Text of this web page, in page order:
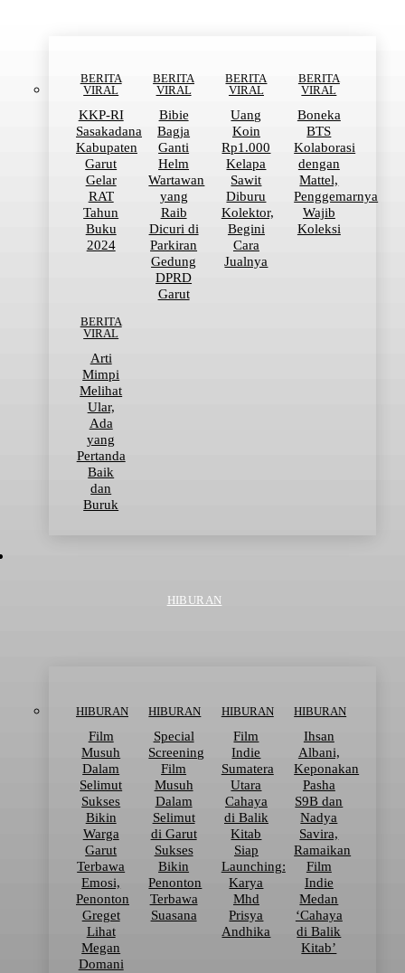
BERITA
VIRAL
KKP-RI
Sasakadana
Kabupaten
Garut
Gelar
RAT
Tahun
Buku
2024
BERITA
VIRAL
Bibie
Bagja
Ganti
Helm
Wartawan
yang
Raib
Dicuri di
Parkiran
Gedung
DPRD
Garut
BERITA
VIRAL
Uang
Koin
Rp1.000
Kelapa
Sawit
Diburu
Kolektor,
Begini
Cara
Jualnya
BERITA
VIRAL
Boneka
BTS
Kolaborasi
dengan
Mattel,
Penggemarnya
Wajib
Koleksi
BERITA
VIRAL
Arti
Mimpi
Melihat
Ular,
Ada
yang
Pertanda
Baik
dan
Buruk
HIBURAN
HIBURAN
Film
Musuh
Dalam
Selimut
Sukses
Bikin
Warga
Garut
Terbawa
Emosi,
Penonton
Greget
Lihat
Megan
Domani
HIBURAN
Special
Screening
Film
Musuh
Dalam
Selimut
di Garut
Sukses
Bikin
Penonton
Terbawa
Suasana
HIBURAN
Film
Indie
Sumatera
Utara
Cahaya
di Balik
Kitab
Siap
Launching:
Karya
Mhd
Prisya
Andhika
HIBURAN
Ihsan
Albani,
Keponakan
Pasha
S9B dan
Nadya
Savira,
Ramaikan
Film
Indie
Medan
‘Cahaya
di Balik
Kitab’